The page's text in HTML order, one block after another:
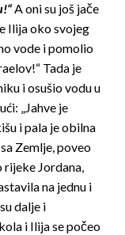
A oni su još jače
Ilija oko svojeg
vode i pomolio
Tada je
i osušio vodu u
„Jahve je
i pala je obilna
Zemlje, poveo
rijeke Jordana,
na jednu i
dalje i
i Ilija se počeo